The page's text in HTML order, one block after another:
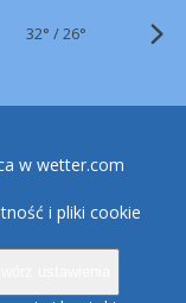
32° /26°
w wetter.com
i pliki cookie